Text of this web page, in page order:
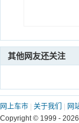
其他网友还关注
网上车市 关于我们 网
Copyright © 1999 -